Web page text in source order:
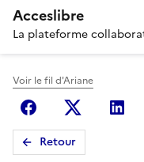
Acceslibre
La plateforme
Voir le fil d'Ariane
FacebookX
Retour